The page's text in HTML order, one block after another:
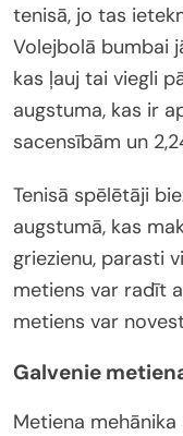
tenisā, jo tas
Volejbolā bumbai
kas ļauj tai viegli
augstuma, kas ir
sacensībām un
Tenisā spēlētāji
augstumā, kas
griezienu, parasti
metiens var radīt
metiens var
Galvenie
Metiena